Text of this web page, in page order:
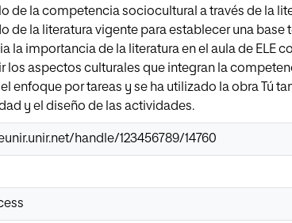
de la competencia sociocultural a través de la
de la literatura vigente para establecer una
la importancia de la literatura en el aula de
los aspectos culturales que integran la
enfoque por tareas y se ha utilizado la obra Tú
y el diseño de las actividades.
handle/123456789/14760